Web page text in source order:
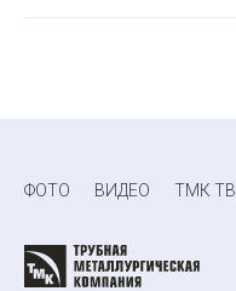
ФОТО ВИДЕО ТМК ТВ